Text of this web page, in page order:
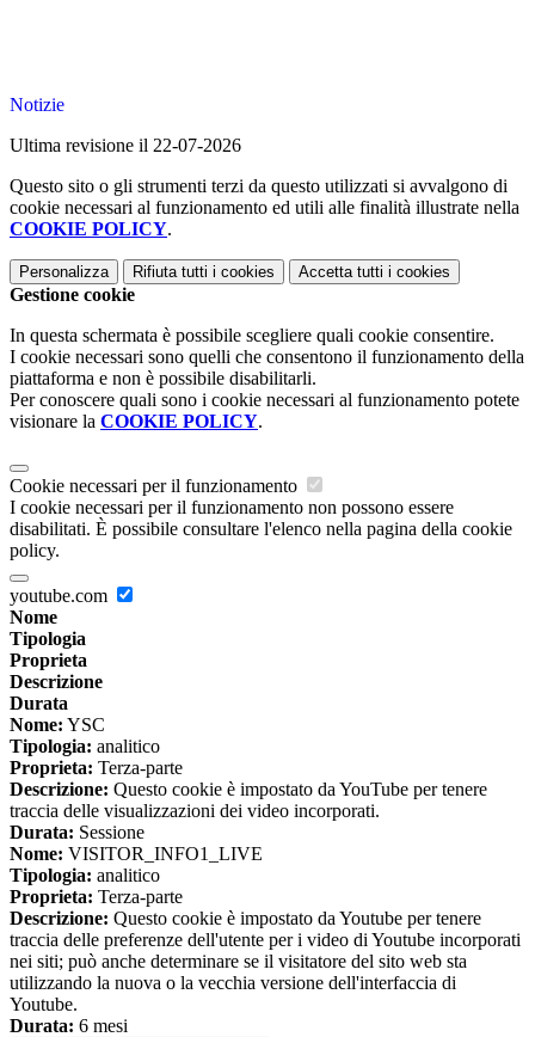
Notizie
Ultima revisione il 22-07-2026
Questo sito o gli strumenti terzi da questo utilizzati si avvalgono di
cookie necessari al funzionamento ed utili alle finalità illustrate nella
COOKIE POLICY.
Personalizza Rifiuta tutti i cookies Accetta tutti i cookies
Gestione cookie
In questa schermata è possibile scegliere quali cookie consentire.
I cookie necessari sono quelli che consentono il funzionamento della
piattaforma e non è possibile disabilitarli.
Per conoscere quali sono i cookie necessari al funzionamento potete
visionare la COOKIE POLICY.
Cookie necessari per il funzionamento
I cookie necessari per il funzionamento non possono essere
disabilitati. È possibile consultare l'elenco nella pagina della cookie
policy.
youtube.com
Nome
Tipologia
Proprieta
Descrizione
Durata
Nome: YSC
Tipologia: analitico
Proprieta: Terza-parte
Descrizione: Questo cookie è impostato da YouTube per tenere
traccia delle visualizzazioni dei video incorporati.
Durata: Sessione
Nome: VISITOR_INFO1_LIVE
Tipologia: analitico
Proprieta: Terza-parte
Descrizione: Questo cookie è impostato da Youtube per tenere
traccia delle preferenze dell'utente per i video di Youtube incorporati
nei siti; può anche determinare se il visitatore del sito web sta
utilizzando la nuova o la vecchia versione dell'interfaccia di
Youtube.
Durata: 6 mesi